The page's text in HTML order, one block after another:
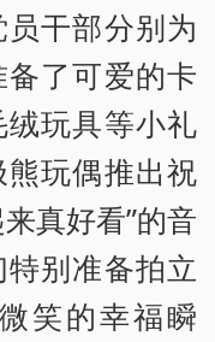
干部分别为
了可爱的卡
玩具等小礼
玩偶推出祝
真好看”的音
别准备拍立
笑的幸福瞬